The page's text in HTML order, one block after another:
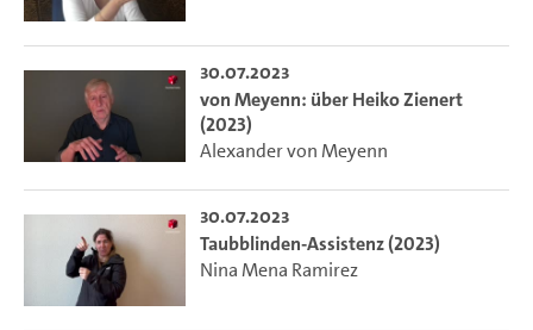
30.07.2023
von Meyenn: über Heiko Zienert
(2023)
Alexander von Meyenn
30.07.2023
Taubblinden-Assistenz (2023)
Nina Mena Ramirez